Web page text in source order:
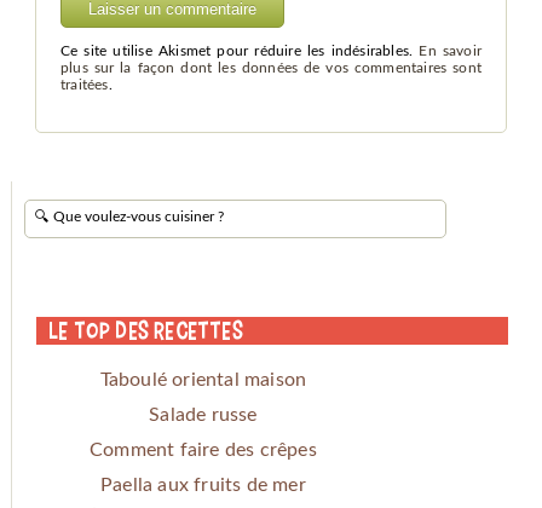
Ce site utilise Akismet pour réduire les indésirables. En savoir
plus sur la façon dont les données de vos commentaires sont
traitées.
Le Top des Recettes
Taboulé oriental maison
Salade russe
Comment faire des crêpes
Paella aux fruits de mer